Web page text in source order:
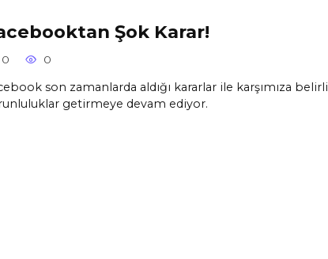
Şok Karar!
0 0
son zamanlarda aldığı kararlar ile karşımıza belirli
getirmeye devam ediyor.